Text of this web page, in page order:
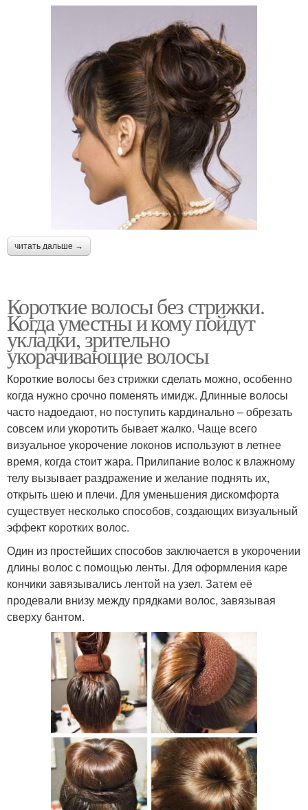
читать дальше →
Короткие волосы без стрижки.
Когда уместны и кому пойдут
укладки, зрительно
укорачивающие волосы
Короткие волосы без стрижки сделать можно, особенно
когда нужно срочно поменять имидж. Длинные волосы
часто надоедают, но поступить кардинально – обрезать
совсем или укоротить бывает жалко. Чаще всего
визуальное укорочение локонов используют в летнее
время, когда стоит жара. Прилипание волос к влажному
телу вызывает раздражение и желание поднять их,
открыть шею и плечи. Для уменьшения дискомфорта
существует несколько способов, создающих визуальный
эффект коротких волос.
Один из простейших способов заключается в укорочении
длины волос с помощью ленты. Для оформления каре
кончики завязывались лентой на узел. Затем её
продевали внизу между прядками волос, завязывая
сверху бантом.